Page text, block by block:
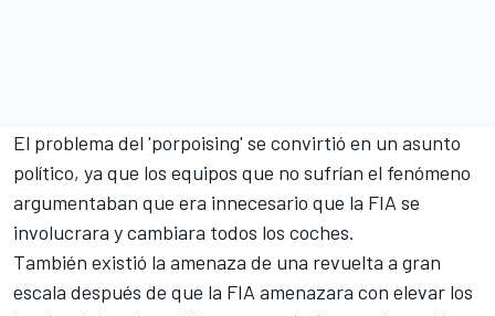
El problema del 'porpoising' se convirtió en un asunto
político, ya que los equipos que no sufrían el fenómeno
argumentaban que era innecesario que la FIA se
involucrara y cambiara todos los coches.
También existió la amenaza de una revuelta a gran
escala después de que la FIA amenazara con elevar los